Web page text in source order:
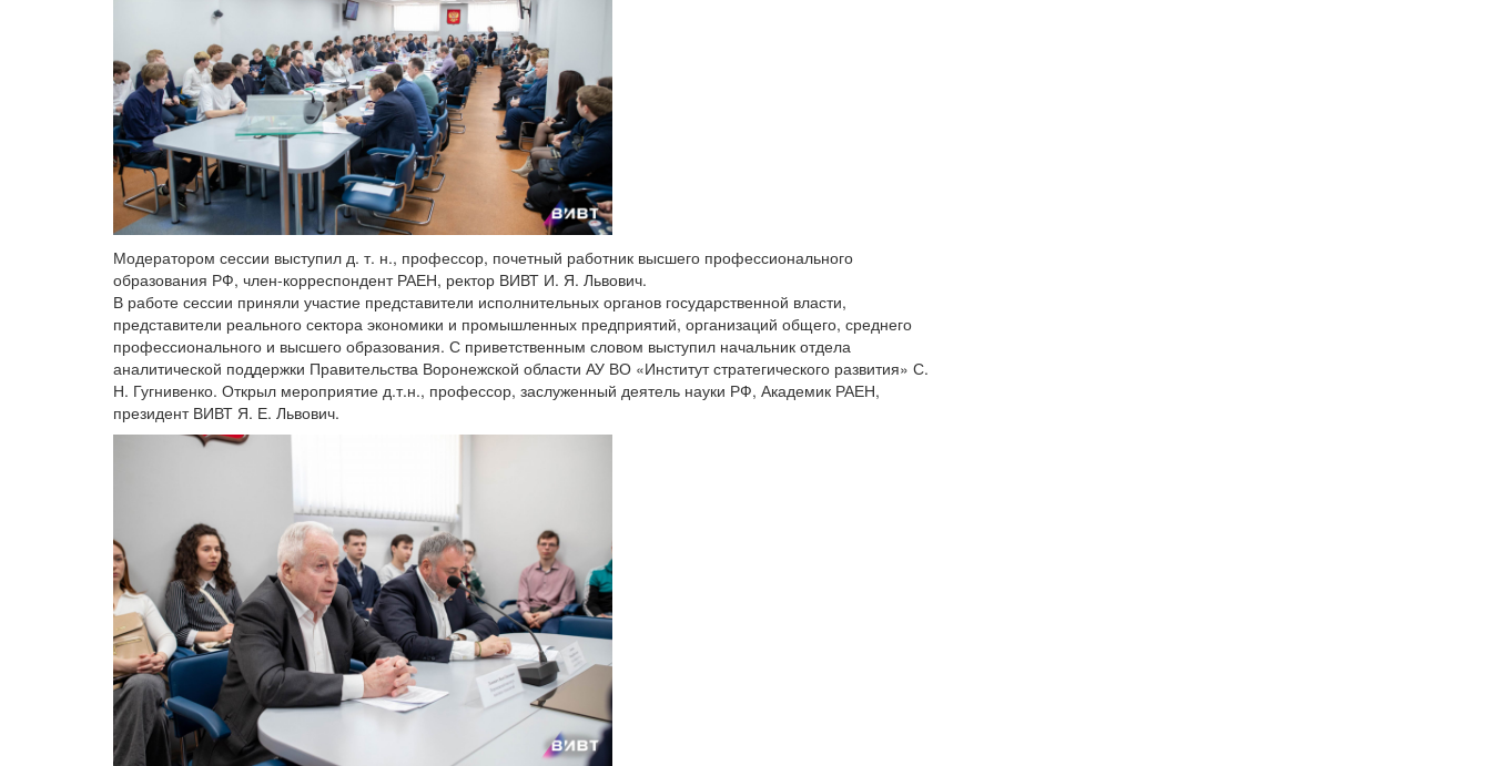
Модератором сессии выступил д. т. н., профессор, почетный работник высшего профессионального
образования РФ, член-корреспондент РАЕН, ректор ВИВТ И. Я. Львович.
В работе сессии приняли участие представители исполнительных органов государственной власти,
представители реального сектора экономики и промышленных предприятий, организаций общего, среднего
профессионального и высшего образования. С приветственным словом выступил начальник отдела
аналитической поддержки Правительства Воронежской области АУ ВО «Институт стратегического развития» С.
Н. Гугнивенко. Открыл мероприятие д.т.н., профессор, заслуженный деятель науки РФ, Академик РАЕН,
президент ВИВТ Я. Е. Львович.